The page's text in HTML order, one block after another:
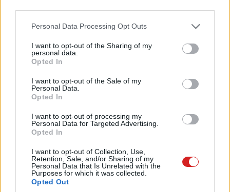
Please note that this website/app uses one or more Google
not limited to your visit or usage behaviour. You may click to
grant or deny consent to Google and its third-party tags to
use your data for below specified purposes in below Google
consent section.
Personal Data Processing Opt Outs
I want to opt-out of the Sharing of my
personal data.
Opted In
I want to opt-out of the Sale of my
Personal Data.
Opted In
I want to opt-out of processing my
Personal Data for Targeted Advertising.
Opted In
I want to opt-out of Collection, Use,
Retention, Sale, and/or Sharing of my
Personal Data that Is Unrelated with the
Purposes for which it was collected.
Opted Out
A Huawei mindent meg szeretett volna tenni azért, hogy
megelőzze a Samsungot a hajlékony mobilok piacán.
novemberi bemutató vagy megjelenés
már esélytelen
Az időt kihasználva azonban a Huawei tovább dolgozhat
a fejlesztéseken, és az 5G-s támogatást is beépítheti.
Természetesen a vételár és specifikációk listája